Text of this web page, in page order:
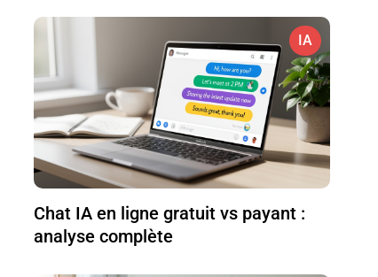
IA
Chat IA en ligne gratuit vs payant :
analyse complète